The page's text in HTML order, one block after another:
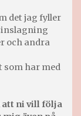
det jag fyller
och andra
som har med
att ni vill följa